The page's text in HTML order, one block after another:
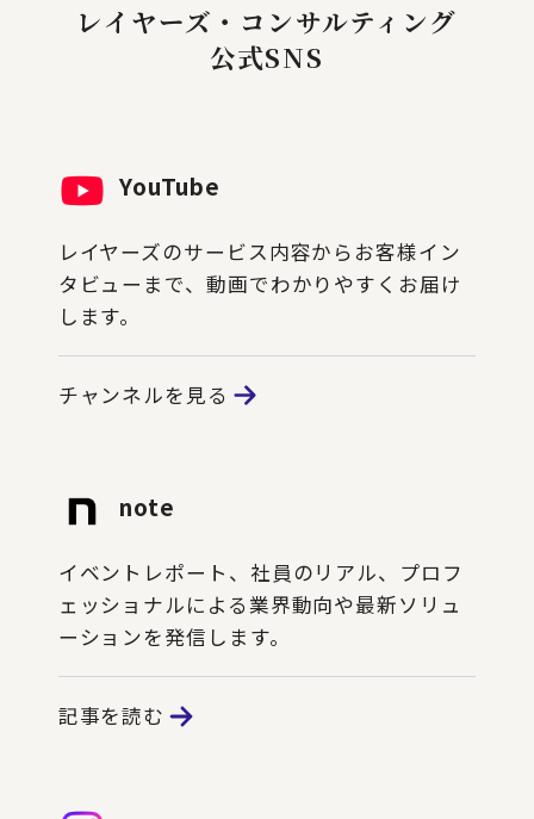
レイヤーズ・コンサルティング
公式SNS
YouTube
レイヤーズのサービス内容からお客様イン
タビューまで、動画でわかりやすくお届け
します。
チャンネルを見る
note
イベントレポート、社員のリアル、プロフ
ェッショナルによる業界動向や最新ソリュ
ーションを発信します。
記事を読む